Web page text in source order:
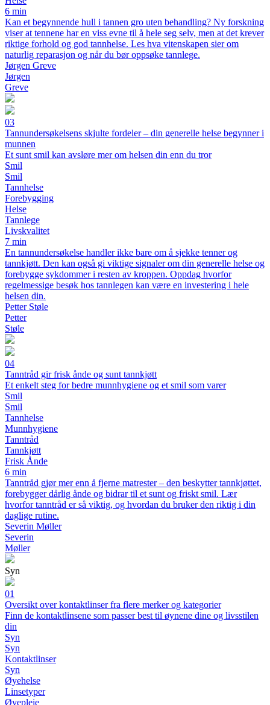
6 min
Kan et begynnende hull i tannen gro uten behandling? Ny forskning
viser at tennene har en viss evne til å hele seg selv, men at det krever
riktige forhold og god tannhelse. Les hva vitenskapen sier om
naturlig reparasjon og når du bør oppsøke tannlege.
Jørgen Greve
Jørgen
Greve
03
Tannundersøkelsens skjulte fordeler – din generelle helse begynner i
munnen
Et sunt smil kan avsløre mer om helsen din enn du tror
Smil
Smil
Tannhelse
Forebygging
Helse
Tannlege
Livskvalitet
7 min
En tannundersøkelse handler ikke bare om å sjekke tenner og
tannkjøtt. Den kan også gi viktige signaler om din generelle helse og
forebygge sykdommer i resten av kroppen. Oppdag hvorfor
regelmessige besøk hos tannlegen kan være en investering i hele
helsen din.
Petter Støle
Petter
Støle
04
Tanntråd gir frisk ånde og sunt tannkjøtt
Et enkelt steg for bedre munnhygiene og et smil som varer
Smil
Smil
Tannhelse
Munnhygiene
Tanntråd
Tannkjøtt
Frisk Ånde
6 min
Tanntråd gjør mer enn å fjerne matrester – den beskytter tannkjøttet,
forebygger dårlig ånde og bidrar til et sunt og friskt smil. Lær
hvorfor tanntråd er så viktig, og hvordan du bruker den riktig i din
daglige rutine.
Severin Møller
Severin
Møller
Syn
01
Oversikt over kontaktlinser fra flere merker og kategorier
Finn de kontaktlinsene som passer best til øynene dine og livsstilen
din
Syn
Syn
Kontaktlinser
Syn
Øyehelse
Linsetyper
Øyepleie